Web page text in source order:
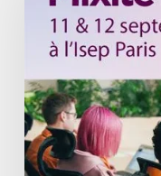
Mixité
Inclusion
»
–
Isep